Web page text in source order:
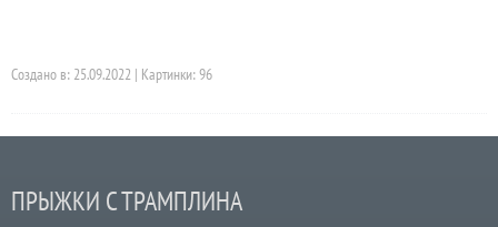
Создано в: 25.09.2022 | Картинки: 96
ПРЫЖКИ С ТРАМПЛИНА